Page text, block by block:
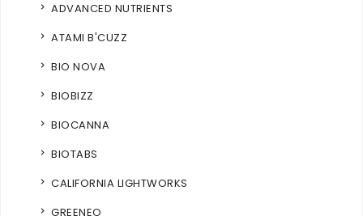
ADVANCED NUTRIENTS
ATAMI B'CUZZ
BIO NOVA
BIOBIZZ
BIOCANNA
BIOTABS
CALIFORNIA LIGHTWORKS
GREENEO